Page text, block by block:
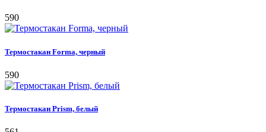
590
Термостакан Forma, черный
590
Термостакан Prism, белый